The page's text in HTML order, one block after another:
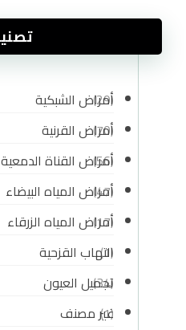
أمراض الشبكية(29)
أمراض القرنية(70)
أمراض القناة الدمعية(56)
أمراض المياه البيضاء(47)
أمراض المياه الزرقاء(17)
التهاب القزحية(1)
تجميل العيون(34)
غير مصنف(1)